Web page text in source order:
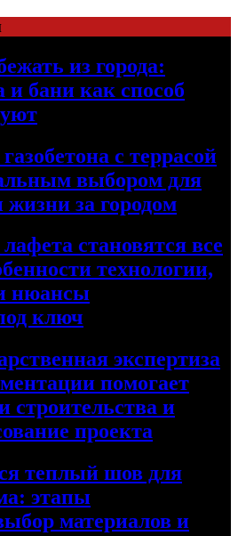
из города:
бани как способ
с террасой
выбором для
за городом
становятся все
технологии,
нюансы
ключ
экспертиза
помогает
строительства и
проекта
теплый шов для
этапы
материалов и